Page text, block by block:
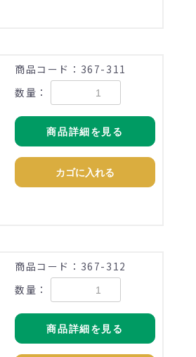
商品コード：367-311
数量：
商品詳細を見る
カゴに入れる
商品コード：367-312
数量：
商品詳細を見る